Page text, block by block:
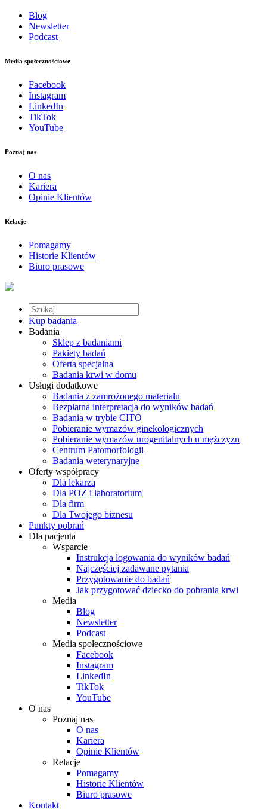
Blog
Newsletter
Podcast
Media społecznościowe
Facebook
Instagram
LinkedIn
TikTok
YouTube
Poznaj nas
O nas
Kariera
Opinie Klientów
Relacje
Pomagamy
Historie Klientów
Biuro prasowe
Kup badania
Badania
Sklep z badaniami
Pakiety badań
Oferta specjalna
Badania krwi w domu
Usługi dodatkowe
Badania z zamrożonego materiału
Bezpłatna interpretacja do wyników badań
Badania w trybie CITO
Pobieranie wymazów ginekologicznych
Pobieranie wymazów urogenitalnych u mężczyzn
Centrum Patomorfologii
Badania weterynaryjne
Oferty współpracy
Dla lekarza
Dla POZ i laboratorium
Dla firm
Dla Twojego biznesu
Punkty pobrań
Dla pacjenta
Wsparcie
Instrukcja logowania do wyników badań
Najczęściej zadawane pytania
Przygotowanie do badań
Jak przygotować dziecko do pobrania krwi
Media
Blog
Newsletter
Podcast
Media społecznościowe
Facebook
Instagram
LinkedIn
TikTok
YouTube
O nas
Poznaj nas
O nas
Kariera
Opinie Klientów
Relacje
Pomagamy
Historie Klientów
Biuro prasowe
Kontakt